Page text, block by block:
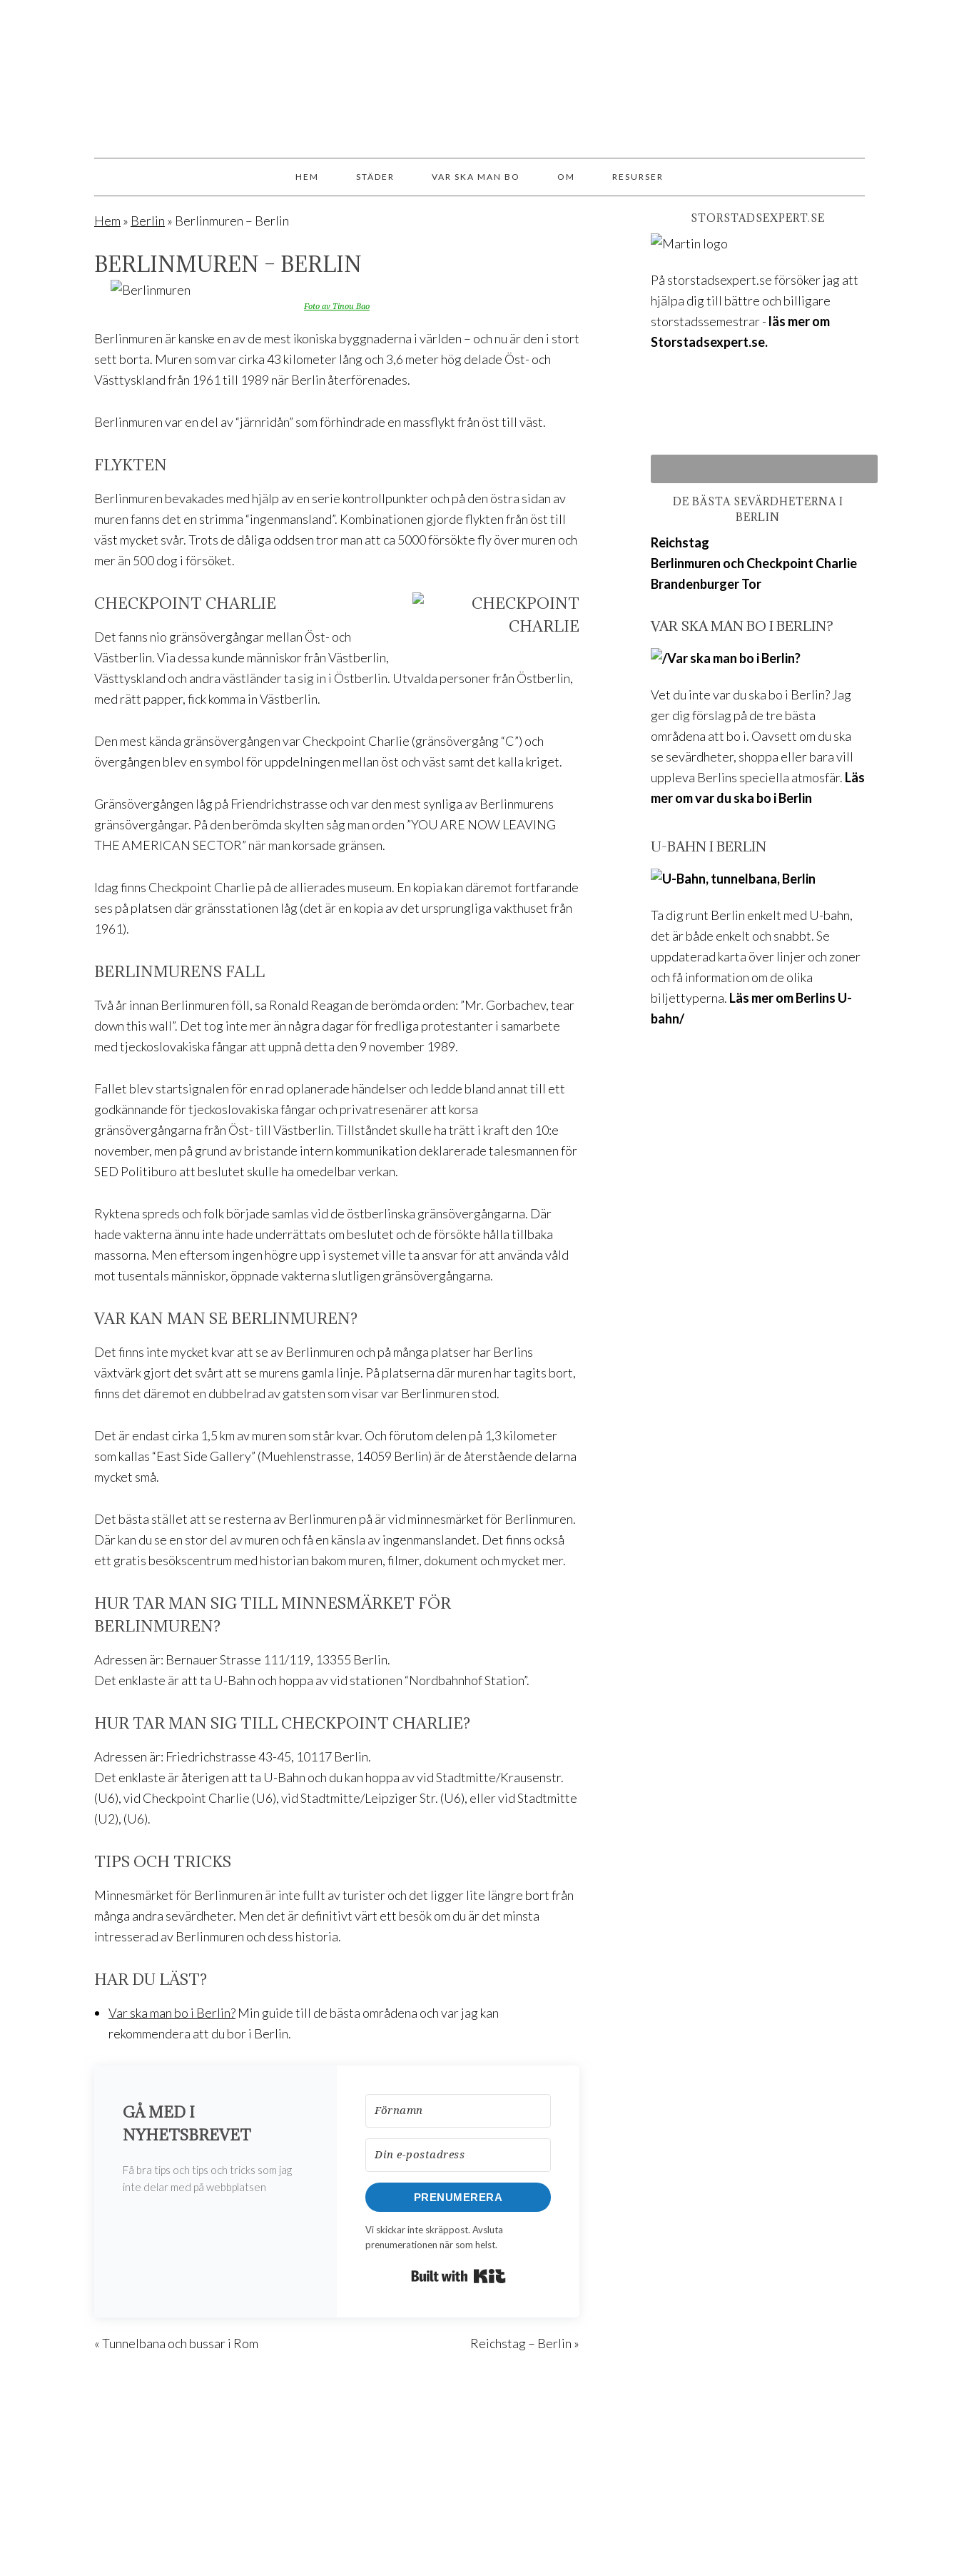
HEM STÄDER VAR SKA MAN BO OM RESURSER
Hem » Berlin » Berlinmuren – Berlin
BERLINMUREN – BERLIN
Foto av Tinou Bao
Berlinmuren är kanske en av de mest ikoniska byggnaderna i världen – och nu är den i stort
sett borta. Muren som var cirka 43 kilometer lång och 3,6 meter hög delade Öst- och
Västtyskland från 1961 till 1989 när Berlin återförenades.
Berlinmuren var en del av “järnridån” som förhindrade en massflykt från öst till väst.
FLYKTEN
Berlinmuren bevakades med hjälp av en serie kontrollpunkter och på den östra sidan av
muren fanns det en strimma “ingenmansland”. Kombinationen gjorde flykten från öst till
väst mycket svår. Trots de dåliga oddsen tror man att ca 5000 försökte fly över muren och
mer än 500 dog i försöket.
CHECKPOINT CHARLIE
Det fanns nio gränsövergångar mellan Öst- och
Västberlin. Via dessa kunde människor från Västberlin,
Västtyskland och andra västländer ta sig in i Östberlin. Utvalda personer från Östberlin,
med rätt papper, fick komma in Västberlin.
Den mest kända gränsövergången var Checkpoint Charlie (gränsövergång “C”) och
övergången blev en symbol för uppdelningen mellan öst och väst samt det kalla kriget.
Gränsövergången låg på Friendrichstrasse och var den mest synliga av Berlinmurens
gränsövergångar. På den berömda skylten såg man orden ”YOU ARE NOW LEAVING
THE AMERICAN SECTOR” när man korsade gränsen.
Idag finns Checkpoint Charlie på de allierades museum. En kopia kan däremot fortfarande
ses på platsen där gränsstationen låg (det är en kopia av det ursprungliga vakthuset från
1961).
BERLINMURENS FALL
Två år innan Berlinmuren föll, sa Ronald Reagan de berömda orden: ”Mr. Gorbachev, tear
down this wall”. Det tog inte mer än några dagar för fredliga protestanter i samarbete
med tjeckoslovakiska fångar att uppnå detta den 9 november 1989.
Fallet blev startsignalen för en rad oplanerade händelser och ledde bland annat till ett
godkännande för tjeckoslovakiska fångar och privatresenärer att korsa
gränsövergångarna från Öst- till Västberlin. Tillståndet skulle ha trätt i kraft den 10:e
november, men på grund av bristande intern kommunikation deklarerade talesmannen för
SED Politiburo att beslutet skulle ha omedelbar verkan.
Ryktena spreds och folk började samlas vid de östberlinska gränsövergångarna. Där
hade vakterna ännu inte hade underrättats om beslutet och de försökte hålla tillbaka
massorna. Men eftersom ingen högre upp i systemet ville ta ansvar för att använda våld
mot tusentals människor, öppnade vakterna slutligen gränsövergångarna.
VAR KAN MAN SE BERLINMUREN?
Det finns inte mycket kvar att se av Berlinmuren och på många platser har Berlins
växtvärk gjort det svårt att se murens gamla linje. På platserna där muren har tagits bort,
finns det däremot en dubbelrad av gatsten som visar var Berlinmuren stod.
Det är endast cirka 1,5 km av muren som står kvar. Och förutom delen på 1,3 kilometer
som kallas “East Side Gallery” (Muehlenstrasse, 14059 Berlin) är de återstående delarna
mycket små.
Det bästa stället att se resterna av Berlinmuren på är vid minnesmärket för Berlinmuren.
Där kan du se en stor del av muren och få en känsla av ingenmanslandet. Det finns också
ett gratis besökscentrum med historian bakom muren, filmer, dokument och mycket mer.
HUR TAR MAN SIG TILL MINNESMÄRKET FÖR
BERLINMUREN?
Adressen är: Bernauer Strasse 111/119, 13355 Berlin.
Det enklaste är att ta U-Bahn och hoppa av vid stationen “Nordbahnhof Station”.
HUR TAR MAN SIG TILL CHECKPOINT CHARLIE?
Adressen är: Friedrichstrasse 43-45, 10117 Berlin.
Det enklaste är återigen att ta U-Bahn och du kan hoppa av vid Stadtmitte/Krausenstr.
(U6), vid Checkpoint Charlie (U6), vid Stadtmitte/Leipziger Str. (U6), eller vid Stadtmitte
(U2), (U6).
TIPS OCH TRICKS
Minnesmärket för Berlinmuren är inte fullt av turister och det ligger lite längre bort från
många andra sevärdheter. Men det är definitivt värt ett besök om du är det minsta
intresserad av Berlinmuren och dess historia.
HAR DU LÄST?
Var ska man bo i Berlin? Min guide till de bästa områdena och var jag kan
rekommendera att du bor i Berlin.
GÅ MED I
NYHETSBREVET
Få bra tips och tips och tricks som jag
inte delar med på webbplatsen
PRENUMERERA
Vi skickar inte skräppost. Avsluta
prenumerationen när som helst.
« Tunnelbana och bussar i Rom Reichstag – Berlin »
STORSTADSEXPERT.SE
På storstadsexpert.se försöker jag att
hjälpa dig till bättre och billigare
storstadssemestrar - läs mer om
Storstadsexpert.se.
DE BÄSTA SEVÄRDHETERNA I
BERLIN
Reichstag
Berlinmuren och Checkpoint Charlie
Brandenburger Tor
VAR SKA MAN BO I BERLIN?
Vet du inte var du ska bo i Berlin? Jag
ger dig förslag på de tre bästa
områdena att bo i. Oavsett om du ska
se sevärdheter, shoppa eller bara vill
uppleva Berlins speciella atmosfär. Läs
mer om var du ska bo i Berlin
U-BAHN I BERLIN
Ta dig runt Berlin enkelt med U-bahn,
det är både enkelt och snabbt. Se
uppdaterad karta över linjer och zoner
och få information om de olika
biljettyperna. Läs mer om Berlins U-
bahn/